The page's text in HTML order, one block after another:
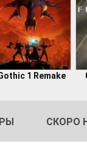
1 Remake
СКОРО